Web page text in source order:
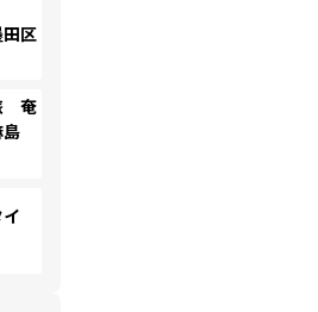
区
奄
イ